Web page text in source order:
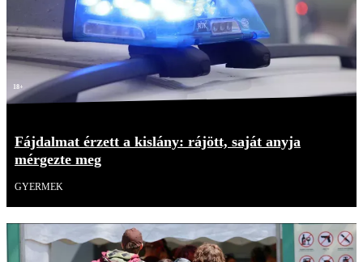
18+
Fájdalmat érzett a kislány: rájött, saját anyja
mérgezte meg
GYERMEK